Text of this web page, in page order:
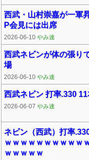
西武・山村崇嘉が一軍
P会見には出席
2026-06-10 やみ速
西武ネビンが体の張り
場
2026-06-10 やみ速
西武ネビン 打率.330
2026-06-07 やみ速
ネビン（西武）打率
ｗｗｗｗｗｗｗｗｗｗ
ｗｗｗｗｗ